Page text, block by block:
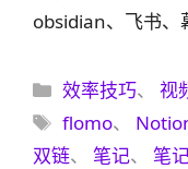
obsidian、飞书、
分
类
效率技巧、 视
标
签
flomo、
双链、 笔记、 笔